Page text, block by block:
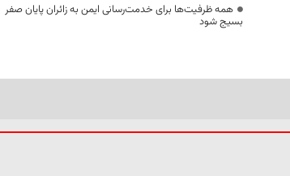
همه ظرفیت‌ها برای خدمت‌رسانی ایمن به زائران پایان صفر
بسیج شود